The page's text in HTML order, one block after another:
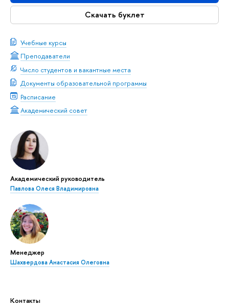
Скачать буклет
Учебные курсы
Преподаватели
Число студентов и вакантные места
Документы образовательной программы
Расписание
Академический совет
Академический руководитель
Павлова Олеся Владимировна
Менеджер
Шахвердова Анастасия Олеговна
Контакты